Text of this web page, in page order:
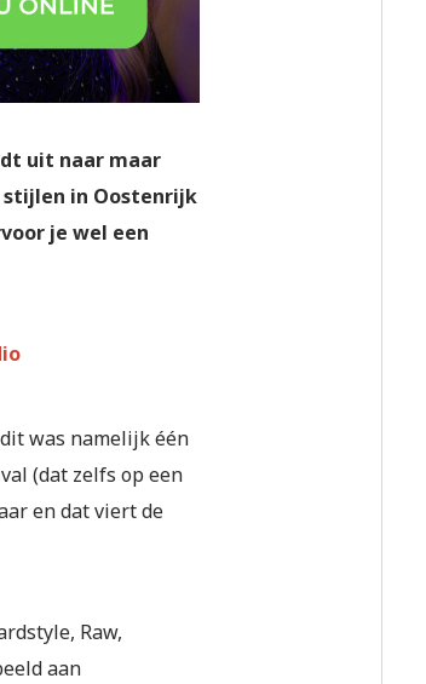
uit naar maar
stijlen in Oostenrijk
je wel een
was namelijk één
(dat zelfs op een
en dat viert de
Raw,
aan